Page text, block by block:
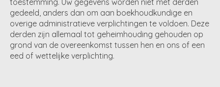
toestemming. Uw gegevens worden niet met derden
gedeeld, anders dan om aan boekhoudkundige en
overige administratieve verplichtingen te voldoen. Deze
derden zijn allemaal tot geheimhouding gehouden op
grond van de overeenkomst tussen hen en ons of een
eed of wettelijke verplichting.